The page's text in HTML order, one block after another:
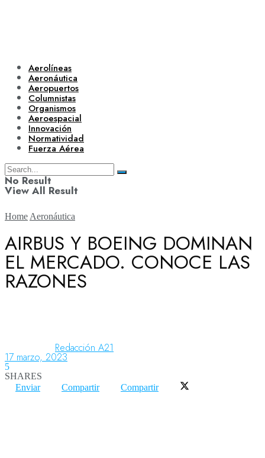
Aerolíneas
Aeronáutica
Aeropuertos
Columnistas
Organismos
Aeroespacial
Innovación
Normatividad
Fuerza Aérea
No Result
View All Result
Aerolíneas
Aeropuertos
Columnistas
Home Aeronáutica
AIRBUS Y BOEING DOMINAN
EL MERCADO. CONOCE LAS
RAZONES
Redacción A21
17 marzo, 2023
5
SHARES
Enviar
Compartir Compartir